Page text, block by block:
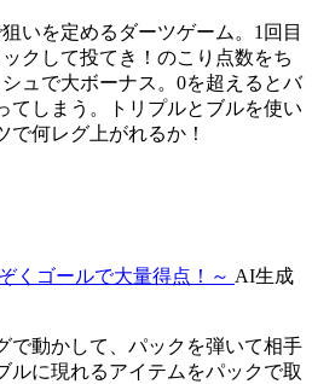
いを定めるダーツゲーム。1回目
クして投てき！のこり点数をち
ュで大ボーナス。0を超えるとバ
てしまう。トリプルとブルを使い
で何レグ上がれるか！
くゴールで大量得点！～ AI生成
で動かして、パックを弾いて相手
ルに現れるアイテムをパックで取